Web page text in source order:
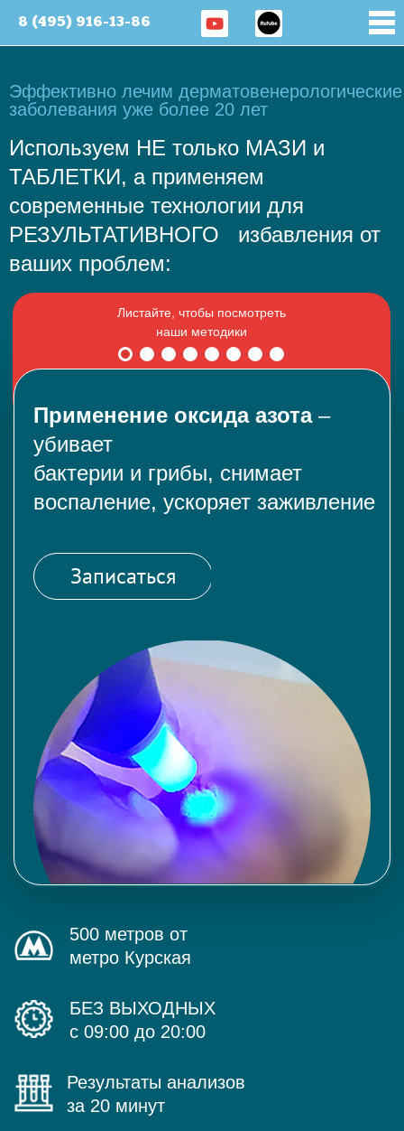
8 (495) 916-13-86
Эффективно лечим дерматовенерологические
заболевания уже более 20 лет
Используем НЕ только МАЗИ и
ТАБЛЕТКИ, а применяем
современные технологии для
РЕЗУЛЬТАТИВНОГО избавления от
ваших проблем:
Применение оксида азота–
убивает
бактерии и грибы, снимает
воспаление, ускоряет заживление
Записаться
500 метров от
метро Курская
БЕЗ ВЫХОДНЫХ
с 09:00 до 20:00
Результаты анализов
за 20 минут